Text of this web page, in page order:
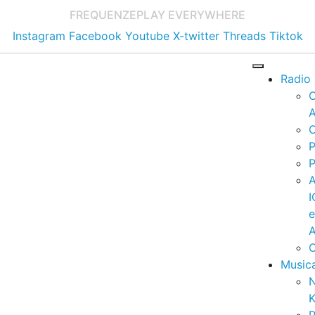
FREQUENZEPLAY EVERYWHERE
Instagram Facebook Youtube X-twitter Threads Tiktok
Radio
e